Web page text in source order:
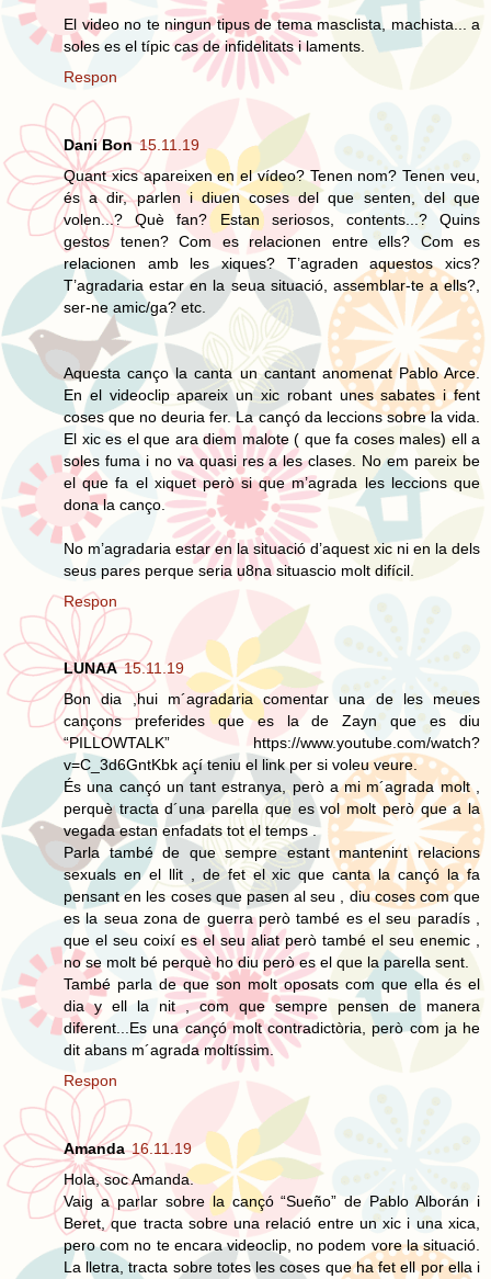
El video no te ningun tipus de tema masclista, machista... a
soles es el típic cas de infidelitats i laments.
Respon
Dani Bon 15.11.19
Quant xics apareixen en el vídeo? Tenen nom? Tenen veu,
és a dir, parlen i diuen coses del que senten, del que
volen...? Què fan? Estan seriosos, contents...? Quins
gestos tenen? Com es relacionen entre ells? Com es
relacionen amb les xiques? T’agraden aquestos xics?
T’agradaria estar en la seua situació, assemblar-te a ells?,
ser-ne amic/ga? etc.
Aquesta canço la canta un cantant anomenat Pablo Arce.
En el videoclip apareix un xic robant unes sabates i fent
coses que no deuria fer. La cançó da leccions sobre la vida.
El xic es el que ara diem malote ( que fa coses males) ell a
soles fuma i no va quasi res a les clases. No em pareix be
el que fa el xiquet però si que m’agrada les leccions que
dona la canço.
No m’agradaria estar en la situació d’aquest xic ni en la dels
seus pares perque seria u8na situascio molt difícil.
Respon
LUNAA 15.11.19
Bon dia ,hui m´agradaria comentar una de les meues
cançons preferides que es la de Zayn que es diu
“PILLOWTALK” https://www.youtube.com/watch?
v=C_3d6GntKbk açí teniu el link per si voleu veure.
És una cançó un tant estranya, però a mi m´agrada molt ,
perquè tracta d´una parella que es vol molt però que a la
vegada estan enfadats tot el temps .
Parla també de que sempre estant mantenint relacions
sexuals en el llit , de fet el xic que canta la cançó la fa
pensant en les coses que pasen al seu , diu coses com que
es la seua zona de guerra però també es el seu paradís ,
que el seu coixí es el seu aliat però també el seu enemic ,
no se molt bé perquè ho diu però es el que la parella sent.
També parla de que son molt oposats com que ella és el
dia y ell la nit , com que sempre pensen de manera
diferent...Es una cançó molt contradictòria, però com ja he
dit abans m´agrada moltíssim.
Respon
Amanda 16.11.19
Hola, soc Amanda.
Vaig a parlar sobre la cançó “Sueño” de Pablo Alborán i
Beret, que tracta sobre una relació entre un xic i una xica,
pero com no te encara videoclip, no podem vore la situació.
La lletra, tracta sobre totes les coses que ha fet ell por ella i